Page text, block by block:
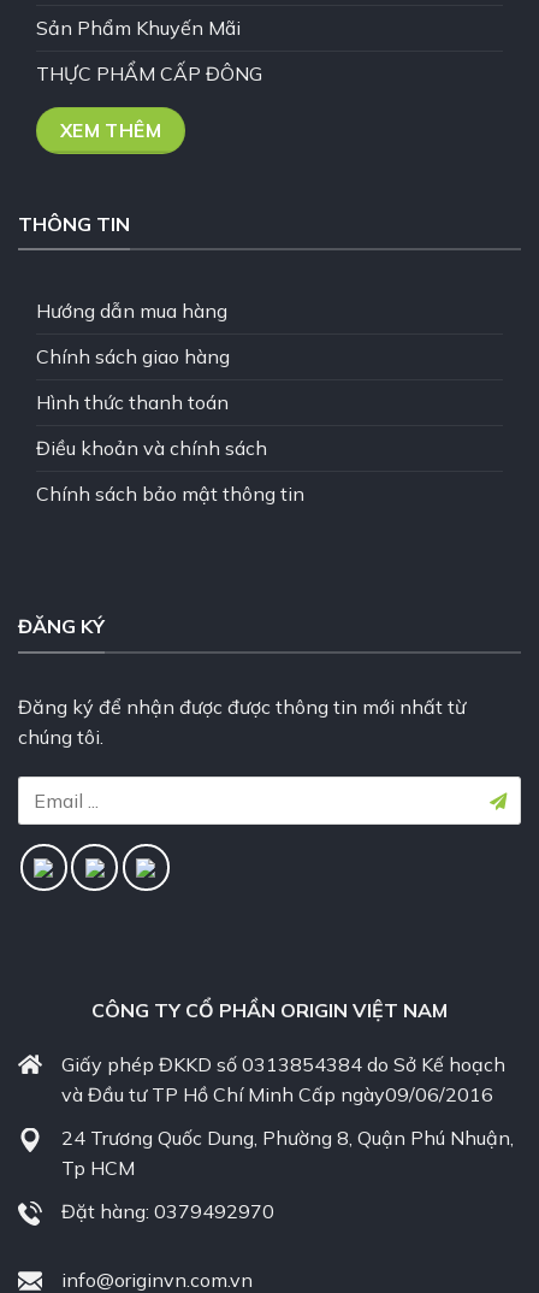
Sản Phẩm Khuyến Mãi
THỰC PHẨM CẤP ĐÔNG
XEM THÊM
THÔNG TIN
Hướng dẫn mua hàng
Chính sách giao hàng
Hình thức thanh toán
Điều khoản và chính sách
Chính sách bảo mật thông tin
ĐĂNG KÝ
Đăng ký để nhận được được thông tin mới nhất từ
chúng tôi.
CÔNG TY CỔ PHẦN ORIGIN VIỆT NAM
Giấy phép ĐKKD số 0313854384 do Sở Kế hoạch
và Đầu tư TP Hồ Chí Minh Cấp ngày09/06/2016
24 Trương Quốc Dung, Phường 8, Quận Phú Nhuận,
Tp HCM
Đặt hàng: 0379492970
info@originvn.com.vn